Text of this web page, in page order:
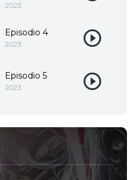
2023
Episodio 4
2023
Episodio 5
2023